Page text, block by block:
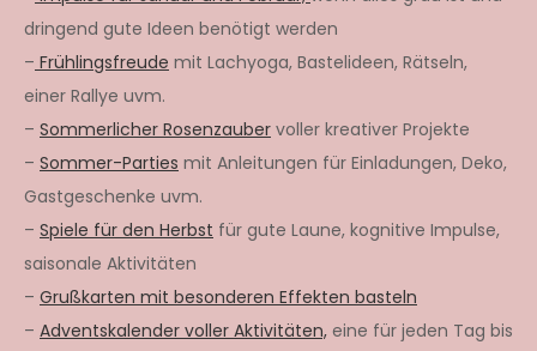
dringend gute Ideen benötigt werden
– Frühlingsfreude mit Lachyoga, Bastelideen, Rätseln,
einer Rallye uvm.
– Sommerlicher Rosenzauber voller kreativer Projekte
– Sommer-Parties mit Anleitungen für Einladungen, Deko,
Gastgeschenke uvm.
– Spiele für den Herbst für gute Laune, kognitive Impulse,
saisonale Aktivitäten
– Grußkarten mit besonderen Effekten basteln
– Adventskalender voller Aktivitäten, eine für jeden Tag bis